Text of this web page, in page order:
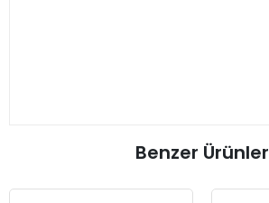
Benzer Ürünler